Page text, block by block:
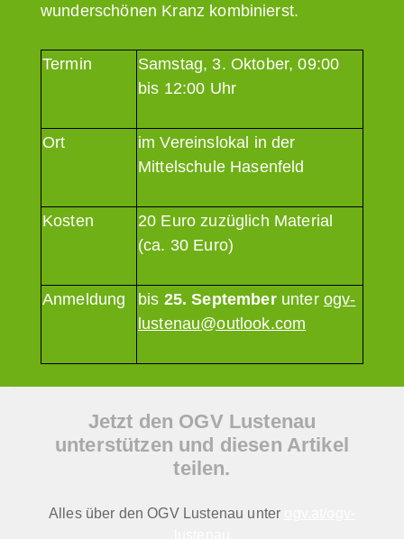
wunder­schönen Kranz kombinierst.
Termin
Samstag, 3. Oktober, 09:00
bis 12:00 Uhr
Ort
im Vereinslokal in der
Mittelschule Hasenfeld
Kosten
20 Euro zuzüglich Material
(ca. 30 Euro)
Anmeldung bis 25. September unter ogv-
lustenau@outlook.com
Jetzt den OGV Lustenau
unterstützen und diesen Artikel
teilen.
Alles über den OGV Lustenau unter